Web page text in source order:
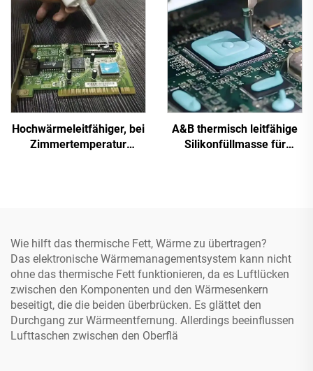
Hochwärmeleitfähiger, bei
Zimmertemperatur
A&B thermisch leitfähige
Silikonfüllmasse für
Wie hilft das thermische Fett, Wärme zu übertragen?
Das elektronische Wärmemanagementsystem kann nicht
ohne das thermische Fett funktionieren, da es Luftlücken
zwischen den Komponenten und den Wärmesenkern
beseitigt, die die beiden überbrücken. Es glättet den
Durchgang zur Wärmeentfernung. Allerdings beeinflussen
Lufttaschen zwischen den Oberflä